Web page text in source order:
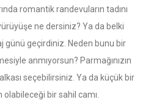
romantik randevuların tadını
ne dersiniz? Ya da belki
günü geçirdiniz. Neden bunu bir
anmıyorsun? Parmağınızın
seçebilirsiniz. Ya da küçük bir
bir sahil camı.